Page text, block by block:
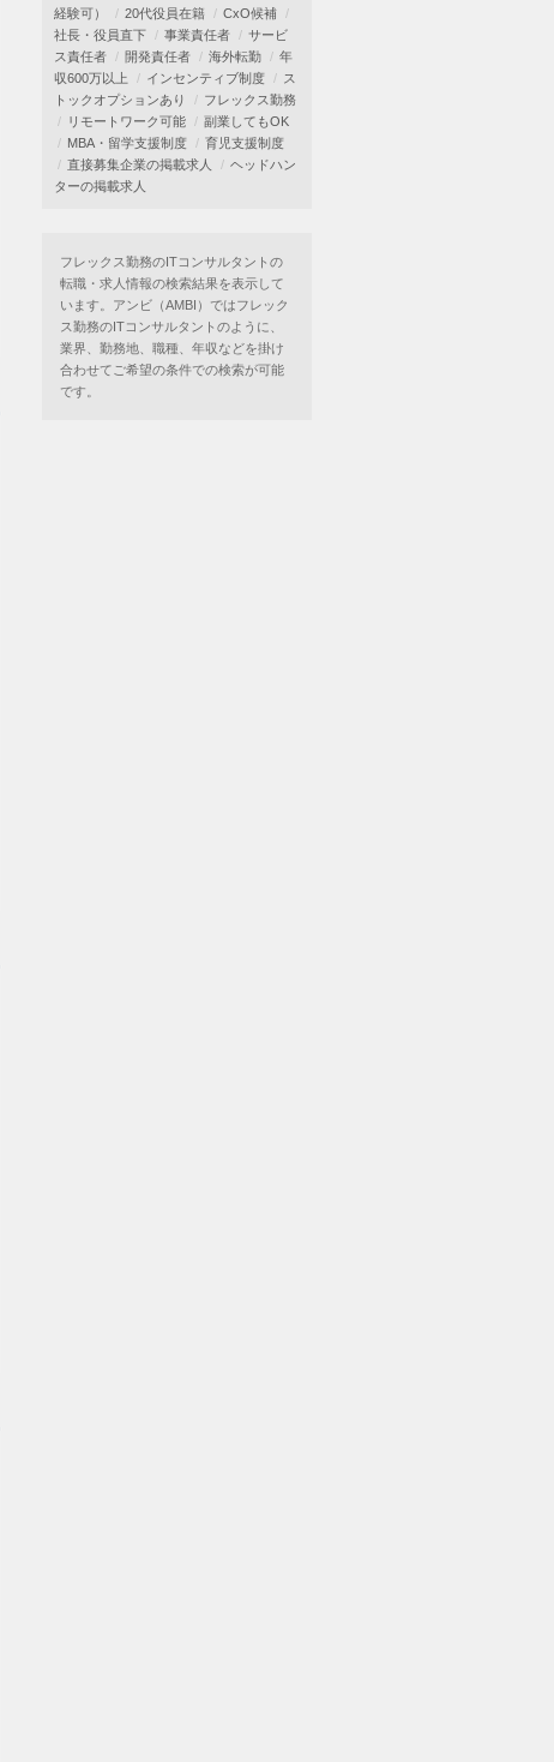
経験可）
20代役員在籍
CxO候補
社長・役員直下
事業責任者
サービ
ス責任者
開発責任者 海外転勤
年
収600万以上
インセンティブ制度
ス
トックオプションあり
フレックス勤務
リモートワーク可能
副業してもOK
MBA・留学支援制度
育児支援制度
直接募集企業の掲載求人
ヘッドハン
ターの掲載求人
フレックス勤務のITコンサルタントの
転職・求人情報の検索結果を表示して
います。アンビ（AMBI）ではフレック
ス勤務のITコンサルタントのように、
業界、勤務地、職種、年収などを掛け
合わせてご希望の条件での検索が可能
です。